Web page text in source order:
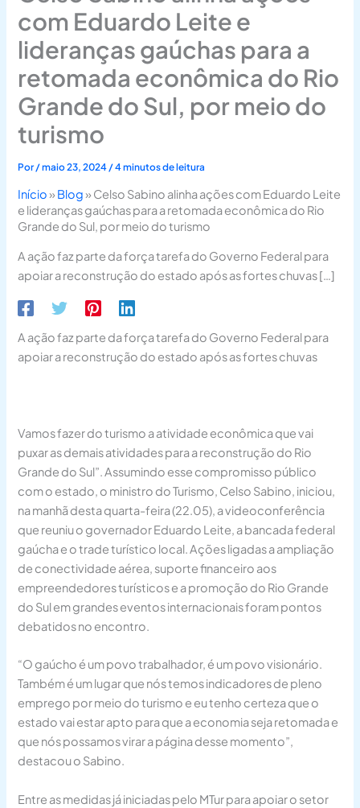
com Eduardo Leite e
lideranças gaúchas para a
retomada econômica do Rio
Grande do Sul, por meio do
turismo
Por/maio 23, 2024 /4 minutos de leitura
Início» Blog» Celso Sabino alinha ações com Eduardo Leite
e lideranças gaúchas para a retomada econômica do Rio
Grande do Sul, por meio do turismo
A ação faz parte da força tarefa do Governo Federal para
apoiar a reconstrução do estado após as fortes chuvas […]
A ação faz parte da força tarefa do Governo Federal para
apoiar a reconstrução do estado após as fortes chuvas
Vamos fazer do turismo a atividade econômica que vai
puxar as demais atividades para a reconstrução do Rio
Grande do Sul”. Assumindo esse compromisso público
com o estado, o ministro do Turismo, Celso Sabino, iniciou,
na manhã desta quarta-feira (22.05), a videoconferência
que reuniu o governador Eduardo Leite, a bancada federal
gaúcha e o trade turístico local. Ações ligadas a ampliação
de conectividade aérea, suporte financeiro aos
empreendedores turísticos e a promoção do Rio Grande
do Sul em grandes eventos internacionais foram pontos
debatidos no encontro.
“O gaúcho é um povo trabalhador, é um povo visionário.
Também é um lugar que nós temos indicadores de pleno
emprego por meio do turismo e eu tenho certeza que o
estado vai estar apto para que a economia seja retomada e
que nós possamos virar a página desse momento”,
destacou o Sabino.
Entre as medidas já iniciadas pelo MTur para apoiar o setor